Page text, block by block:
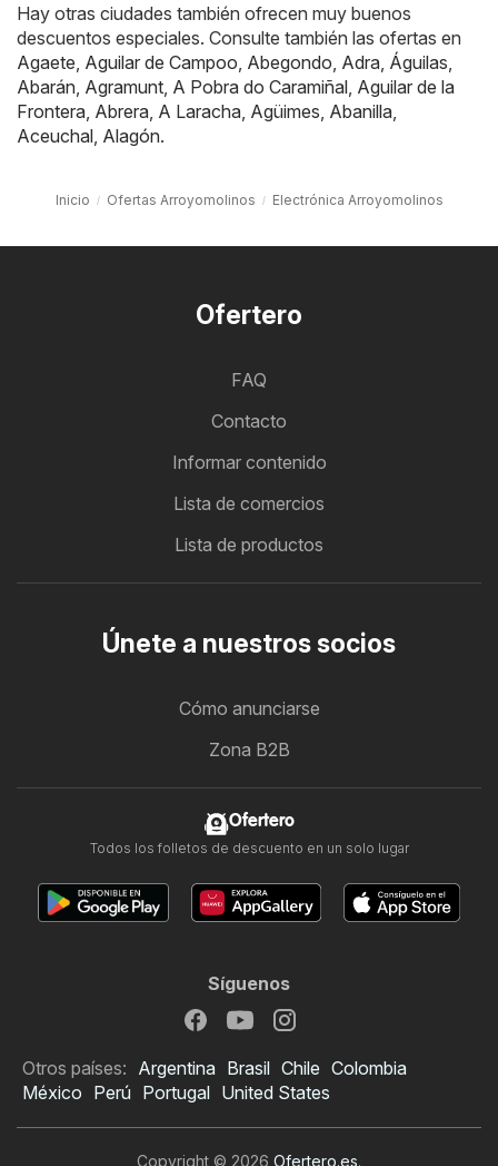
Hay otras ciudades también ofrecen muy buenos
descuentos especiales. Consulte también las ofertas en
Agaete Aguilar de Campoo Abegondo Adra Águilas
Abarán Agramunt A Pobra do Caramiñal Aguilar de la
Frontera Abrera A Laracha Agüimes Abanilla
Aceuchal Alagón.
Inicio Ofertas Arroyomolinos Electrónica Arroyomolinos
Ofertero
FAQ
Contacto
Informar contenido
Lista de comercios
Lista de productos
Únete a nuestros socios
Cómo anunciarse
Zona B2B
Ofertero
Todos los folletos de descuento en un solo lugar
Síguenos
Otros países: Argentina Brasil Chile Colombia
México Perú Portugal United States
Copyright © 2026 Ofertero.es.